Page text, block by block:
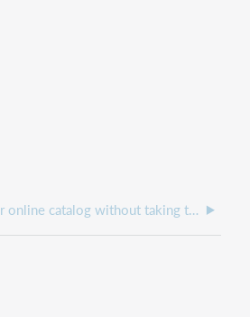
WorldCat links go to our online catalog without taking the search string.